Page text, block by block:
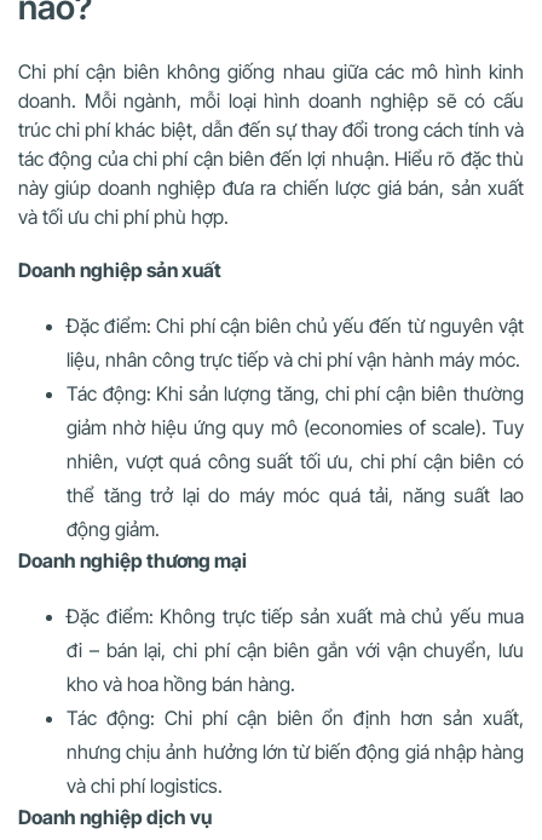
Chi phí cận biên không giống nhau giữa các mô hình kinh
doanh. Mỗi ngành, mỗi loại hình doanh nghiệp sẽ có cấu
trúc chi phí khác biệt, dẫn đến sự thay đổi trong cách tính và
tác động của chi phí cận biên đến lợi nhuận. Hiểu rõ đặc thù
này giúp doanh nghiệp đưa ra chiến lược giá bán, sản xuất
và tối ưu chi phí phù hợp.
Doanh nghiệp sản xuất
Đặc điểm: Chi phí cận biên chủ yếu đến từ nguyên vật
liệu, nhân công trực tiếp và chi phí vận hành máy móc.
Tác động: Khi sản lượng tăng, chi phí cận biên thường
giảm nhờ hiệu ứng quy mô (economies of scale). Tuy
nhiên, vượt quá công suất tối ưu, chi phí cận biên có
thể tăng trở lại do máy móc quá tải, năng suất lao
động giảm.
Doanh nghiệp thương mại
Đặc điểm: Không trực tiếp sản xuất mà chủ yếu mua
đi – bán lại, chi phí cận biên gắn với vận chuyển, lưu
kho và hoa hồng bán hàng.
Tác động: Chi phí cận biên ổn định hơn sản xuất,
nhưng chịu ảnh hưởng lớn từ biến động giá nhập hàng
và chi phí logistics.
Doanh nghiệp dịch vụ